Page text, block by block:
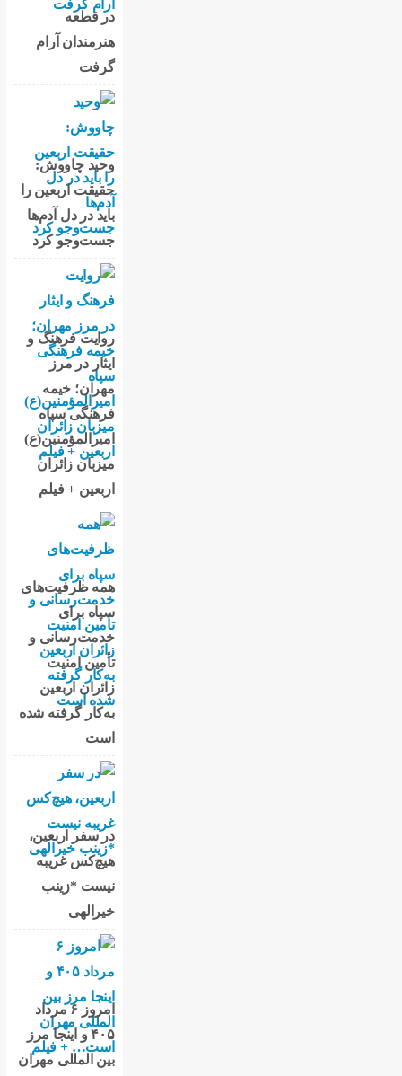
در قطعه
هنرمندان آرام
گرفت
وحید چاووش:
حقیقت اربعین را
باید در دل آدم‌ها
جست‌وجو کرد
روایت فرهنگ و
ایثار در مرز
مهران؛ خیمه
فرهنگی سپاه
امیرالمؤمنین(ع)
میزبان زائران
اربعین + فیلم
همه ظرفیت‌های
سپاه برای
خدمت‌رسانی و
تأمین امنیت
زائران اربعین
به‌کار گرفته شده
است
در سفر اربعین،
هیچ‌کس غریبه
نیست *زینب
خیرالهی
امروز ۶ مرداد
۴۰۵ و اینجا مرز
بین المللی مهران